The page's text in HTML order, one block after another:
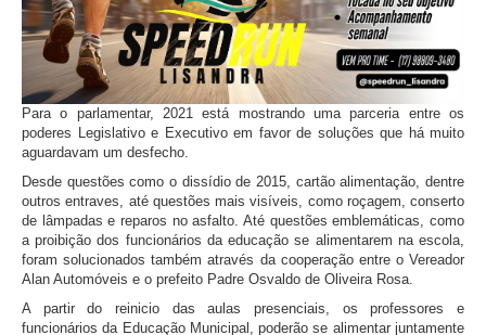
Para o parlamentar, 2021 está mostrando uma parceria entre os
poderes Legislativo e Executivo em favor de soluções que há muito
aguardavam um desfecho.
Desde questões como o dissídio de 2015, cartão alimentação, dentre
outros entraves, até questões mais visíveis, como roçagem, conserto
de lâmpadas e reparos no asfalto. Até questões emblemáticas, como
a proibição dos funcionários da educação se alimentarem na escola,
foram solucionados também através da cooperação entre o Vereador
Alan Automóveis e o prefeito Padre Osvaldo de Oliveira Rosa.
A partir do reinicio das aulas presenciais, os professores e
funcionários da Educação Municipal, poderão se alimentar juntamente